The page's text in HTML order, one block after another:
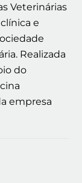
Veterinárias
e
Realizada
do
empresa